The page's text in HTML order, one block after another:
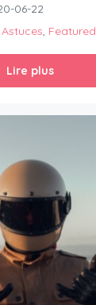
06-22
, Featured
Lire plus